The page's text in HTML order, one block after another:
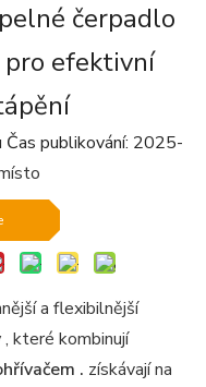
čerpadlo
efektivní
publikování: 2025-
a flexibilnější
, které kombinují
. získávají na